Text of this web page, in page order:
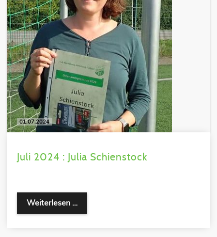
01.07.2024
Juli 2024 : Julia Schienstock
Weiterlesen …